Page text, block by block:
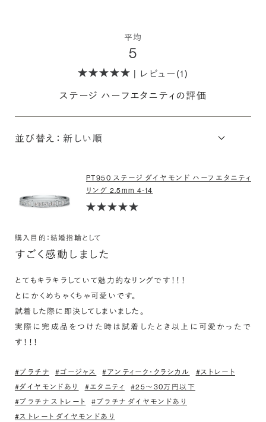
平均
5
| レビュー(1)
ステージ ハーフエタニティの評価
並び替え：
PT950 ステージ ダイヤモンド ハーフエタニティ
リング 2.5mm 4-14
購入目的：結婚指輪として
すごく感動しました
とてもキラキラしていて魅力的なリングです！！！
とにかくめちゃくちゃ可愛いです。
試着した際に即決してしまいました。
実際に完成品をつけた時は試着したとき以上に可愛かったで
す！！！
#プラチナ #ゴージャス #アンティーク・クラシカル
#ストレート
#ダイヤモンドあり
#エタニティ
#25〜30万円以下
#プラチナ ストレート
#プラチナ ダイヤモンドあり
#ストレート ダイヤモンドあり